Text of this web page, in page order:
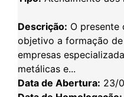
Descrição: O presente
objetivo a formação
empresas
metálicas e...
Data de Abertura: 23/